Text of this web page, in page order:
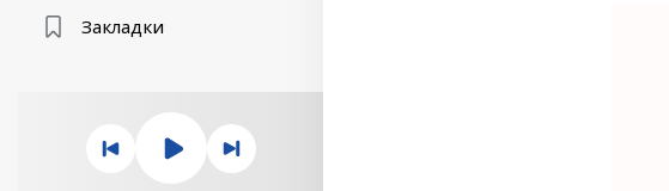
Закладки